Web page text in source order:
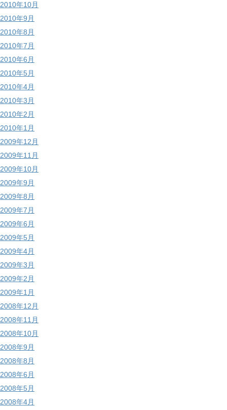
2010年10月
2010年9月
2010年8月
2010年7月
2010年6月
2010年5月
2010年4月
2010年3月
2010年2月
2010年1月
2009年12月
2009年11月
2009年10月
2009年9月
2009年8月
2009年7月
2009年6月
2009年5月
2009年4月
2009年3月
2009年2月
2009年1月
2008年12月
2008年11月
2008年10月
2008年9月
2008年8月
2008年6月
2008年5月
2008年4月